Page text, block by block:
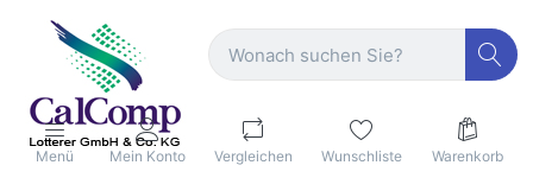
Menü Mein Konto Vergleichen Wunschliste Warenkorb